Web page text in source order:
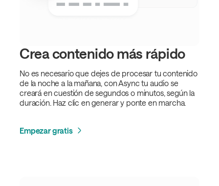
Crea contenido más rápido
No es necesario que dejes de procesar tu contenido
de la noche a la mañana, con Async tu audio se
creará en cuestión de segundos o minutos, según la
duración. Haz clic en generar y ponte en marcha.
Empezar gratis